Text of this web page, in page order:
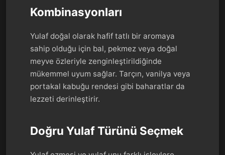
Kombinasyonları
Yulaf doğal olarak hafif tatlı bir aromaya
sahip olduğu için bal, pekmez veya doğal
meyve özleriyle zenginleştirildiğinde
mükemmel uyum sağlar. Tarçın, vanilya veya
portakal kabuğu rendesi gibi baharatlar da
lezzeti derinleştirir.
Doğru Yulaf Türünü Seçmek